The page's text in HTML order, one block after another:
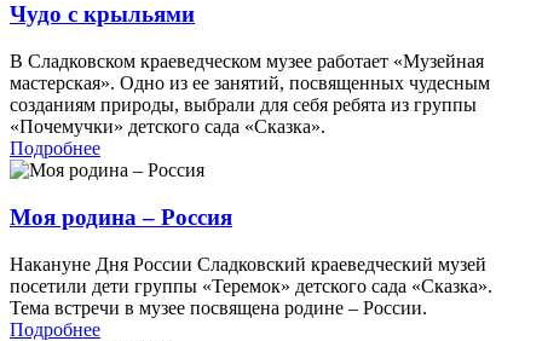
Чудо с крыльями
В Сладковском краеведческом музее работает «Музейная
мастерская». Одно из ее занятий, посвященных чудесным
созданиям природы, выбрали для себя ребята из группы
«Почемучки» детского сада «Сказка».
Подробнее
Моя родина – Россия
Накануне Дня России Сладковский краеведческий музей
посетили дети группы «Теремок» детского сада «Сказка».
Тема встречи в музее посвящена родине – России.
Подробнее